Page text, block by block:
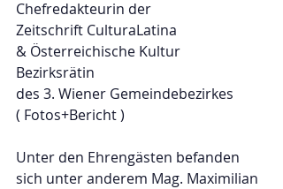
Chefredakteurin der
Zeitschrift CulturaLatina
& Österreichische Kultur
Bezirksrätin
des 3. Wiener Gemeindebezirkes
( Fotos+Bericht )
Unter den Ehrengästen befanden
sich unter anderem Mag. Maximilian